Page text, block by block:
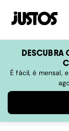
DESCUBRA
É fácil, é mensal,